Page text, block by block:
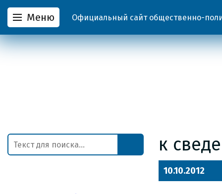
Меню Официальный сайт общественно-
к
10.10.2012